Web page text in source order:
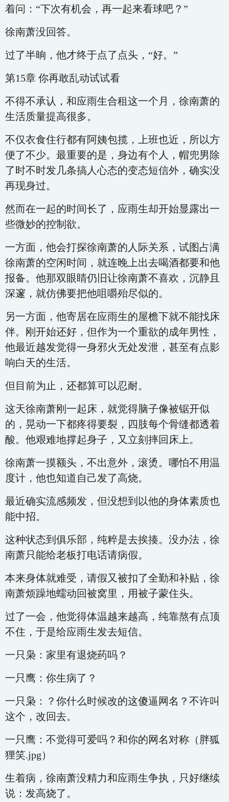
着问：“下次有机会，再一起来看球吧？”
徐南萧没回答。
过了半晌，他才终于点了点头，“好。”
第15章 你再敢乱动试试看
不得不承认，和应雨生合租这一个月，徐南萧的
生活质量提高很多。
不仅衣食住行都有阿姨包揽，上班也近，所以方
便了不少。最重要的是，身边有个人，帽兜男除
了时不时发几条搞人心态的变态短信外，确实没
再现身过。
然而在一起的时间长了，应雨生却开始显露出一
些微妙的控制欲。
一方面，他会打探徐南萧的人际关系，试图占满
徐南萧的空闲时间，就连晚上出去喝酒都要和他
报备。他那双眼睛仍旧让徐南萧不喜欢，沉静且
深邃，就仿佛要把他咀嚼殆尽似的。
另一方面，他寄居在应雨生的屋檐下就不能找床
伴。刚开始还好，但作为一个重欲的成年男性，
他最近越发觉得一身邪火无处发泄，甚至有点影
响白天的生活。
但目前为止，还都算可以忍耐。
这天徐南萧刚一起床，就觉得脑子像被锯开似
的，晃动一下都疼得要裂，四肢每个骨缝都透着
酸。他艰难地撑起身子，又立刻摔回床上。
徐南萧一摸额头，不出意外，滚烫。哪怕不用温
度计，他也知道自己发了高烧。
最近确实流感频发，但没想到以他的身体素质也
能中招。
这种状态到俱乐部，纯粹是去挨揍。没办法，徐
南萧只能给老板打电话请病假。
本来身体就难受，请假又被扣了全勤和补贴，徐
南萧烦躁地蠕动回被窝里，用被子蒙住头。
过了一会，他觉得体温越来越高，纯靠熬有点顶
不住，于是给应雨生发去短信。
一只枭：家里有退烧药吗？
一只鹰：你生病了？
一只枭：？你什么时候改的这傻逼网名？不许叫
这个，改回去。
一只鹰：不觉得可爱吗？和你的网名对称（胖狐
狸笑.jpg）
生着病，徐南萧没精力和应雨生争执，只好继续
说：发高烧了。